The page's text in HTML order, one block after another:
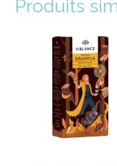
Produits